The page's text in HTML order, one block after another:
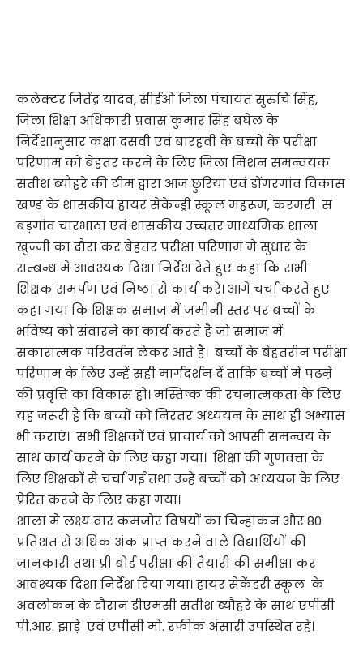
कलेक्टर जितेंद्र यादव, सीईओ जिला पंचायत सुरुचि सिंह,
जिला शिक्षा अधिकारी प्रवास कुमार सिंह बघेल के
निर्देशानुसार कक्षा दसवी एवं बारहवी के बच्चों के परीक्षा
परिणाम को बेहतर करने के लिए जिला मिशन समन्वयक
सतीश ब्यौहरे की टीम द्वारा आज छुरिया एवं डोंगरगांव विकास
खण्ड के शासकीय हायर सेकेन्ड्री स्कूल महरूम, करमरी स
बड़गांव चारभाठा एवं शासकीय उच्चतर माध्यमिक शाला
खुज्जी का दौरा कर बेहतर परीक्षा परिणामं मे सुधार के
सम्बन्ध मे आवश्यक दिशा निर्देश देते हुए कहा कि सभी
शिक्षक समर्पण एवं निष्ठा से कार्य करें। आगे चर्चा करते हुए
कहा गया कि शिक्षक समाज में जमीनी स्तर पर बच्चों के
भविष्य को संवारने का कार्य करते है जो समाज में
सकारात्मक परिवर्तन लेकर आते है। बच्चों के बेहतरीन परीक्षा
परिणाम के लिए उन्हें सही मार्गदर्शन दें ताकि बच्चों में पढऩे
की प्रवृत्ति का विकास हो। मस्तिष्क की रचनात्मकता के लिए
यह जरूरी है कि बच्चों को निरंतर अध्ययन के साथ ही अभ्यास
भी कराएं। सभी शिक्षकों एवं प्राचार्य को आपसी समन्वय के
साथ कार्य करने के लिए कहा गया। शिक्षा की गुणवत्ता के
लिए शिक्षकों से चर्चा गई तथा उन्हें बच्चों को अध्ययन के लिए
प्रेरित करने के लिए कहा गया।
शाला मे लक्ष्य वार कमजोर विषयों का चिन्हाकन और 80
प्रतिशत से अधिक अंक प्राप्त करने वाले विद्यार्थियों की
जानकारी तथा प्री बोर्ड परीक्षा की तैयारी की समीक्षा कर
आवश्यक दिशा निर्देश दिया गया। हायर सेकेंडरी स्कूल के
अवलोकन के दौरान डीएमसी सतीश ब्यौहरे के साथ एपीसी
पी.आर. झाड़े एवं एपीसी मो. रफीक अंसारी उपस्थित रहे।